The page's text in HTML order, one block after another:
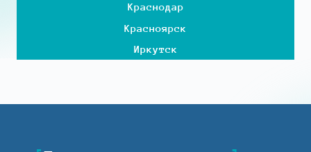
Краснодар
Красноярск
Иркутск